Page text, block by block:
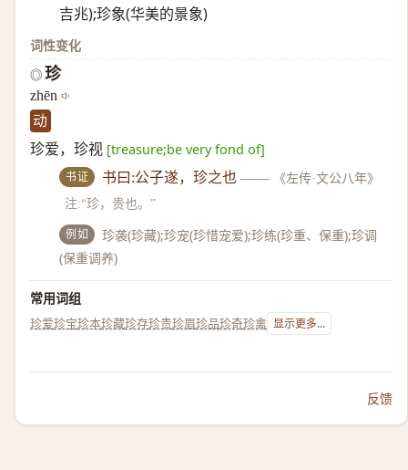
吉兆);珍象(华美的景象)
词性变化
◎ 珍
zhēn
动
珍爱，珍视 [treasure;be very fond of]
书证 书曰:公子遂，珍之也 ——
《左传·文公八年》
注:“珍，贵也。”
例如
珍袭(珍藏);珍宠(珍惜宠爱);珍练(珍重、保重);珍调
(保重调养)
常用词组
珍爱珍宝珍本珍藏珍存珍贵珍眉珍品珍奇珍禽 显示更多...
反馈